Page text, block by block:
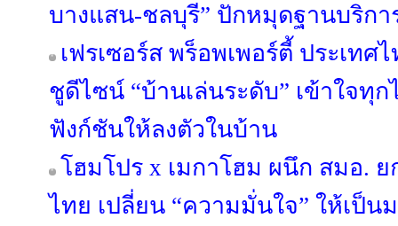
บางแสน-ชลบุรี” ปักหมุดฐานบริก
เฟรเซอร์ส พร็อพเพอร์ตี้ ประเท
ชูดีไซน์ “บ้านเล่นระดับ” เข้าใจทุ
ฟังก์ชันให้ลงตัวในบ้าน
โฮมโปร x เมกาโฮม ผนึก สมอ.
ไทย เปลี่ยน “ความมั่นใจ” ให้เป็น